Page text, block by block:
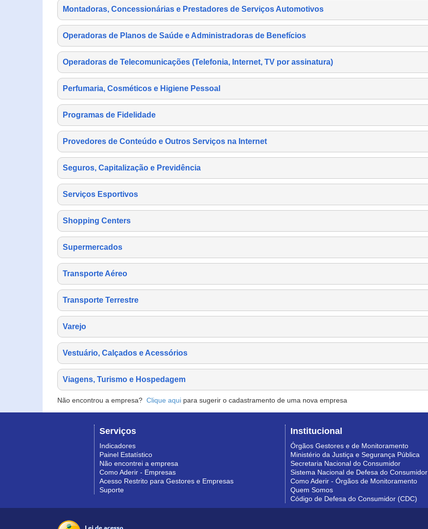
Montadoras, Concessionárias e Prestadores de Serviços Automotivos
Operadoras de Planos de Saúde e Administradoras de Benefícios
Operadoras de Telecomunicações (Telefonia, Internet, TV por assinatura)
Perfumaria, Cosméticos e Higiene Pessoal
Programas de Fidelidade
Provedores de Conteúdo e Outros Serviços na Internet
Seguros, Capitalização e Previdência
Serviços Esportivos
Shopping Centers
Supermercados
Transporte Aéreo
Transporte Terrestre
Varejo
Vestuário, Calçados e Acessórios
Viagens, Turismo e Hospedagem
Não encontrou a empresa? Clique aqui para sugerir o cadastramento de uma nova empresa
Serviços
Indicadores
Painel Estatístico
Não encontrei a empresa
Como Aderir - Empresas
Acesso Restrito para Gestores e Empresas
Suporte
Institucional
Órgãos Gestores e de Monitoramento
Ministério da Justiça e Segurança Pública
Secretaria Nacional do Consumidor
Sistema Nacional de Defesa do Consumidor
Como Aderir - Órgãos de Monitoramento
Quem Somos
Código de Defesa do Consumidor (CDC)